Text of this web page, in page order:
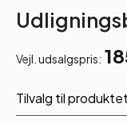
Vejl. udsalgspris:
Tilvalg til produktet